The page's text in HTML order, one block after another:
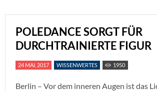
POLEDANCE SORGT FÜR
DURCHTRAINIERTE FIGUR
24 MAI, 2017 WISSENWERTES 1950
Berlin – Vor dem inneren Augen ist das